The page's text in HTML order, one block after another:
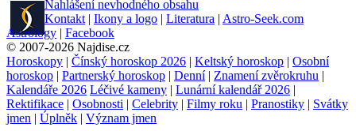
Nahlášení nevhodného obsahu
Kontakt | Ikony a logo | Literatura | Astro-Seek.com
Astrology | Facebook
© 2007-2026 Najdise.cz
Horoskopy | Čínský horoskop 2026 | Keltský horoskop | Osobní
horoskop | Partnerský horoskop | Denní| Znamení zvěrokruhu |
Kalendáře 2026 Léčivé kameny | Lunární kalendář 2026 |
Rektifikace | Osobnosti | Celebrity | Filmy roku | Pranostiky | Svátky
jmen | Úplněk | Význam jmen